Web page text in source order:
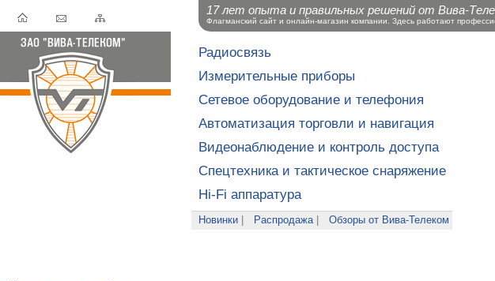
Радиосвязь
Измерительные приборы
Сетевое оборудование и телефония
Автоматизация торговли и навигация
Видеонаблюдение и контроль доступа
Спецтехника и тактическое снаряжение
Hi-Fi аппаратура
Новинки Распродажа| Обзоры от Вива-Телеком
17 лет опыта и правильных решений от Вива-
Флагманский сайт и онлайн-магазин компании. Здесь работают